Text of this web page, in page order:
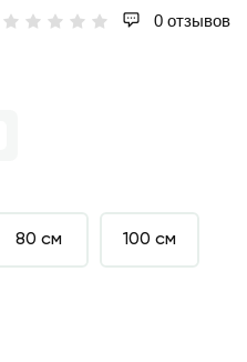
0 отзывов
80 см 100 см